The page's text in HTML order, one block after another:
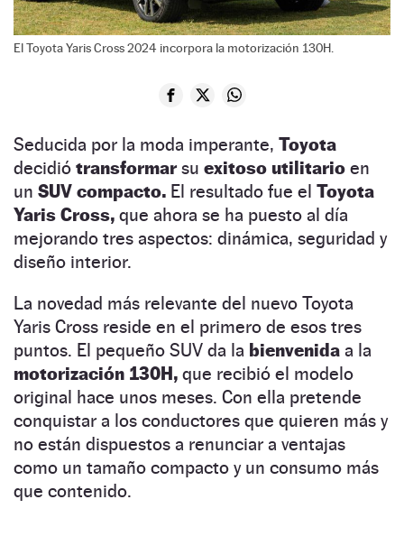
El Toyota Yaris Cross 2024 incorpora la motorización 130H.
Seducida por la moda imperante, Toyota
decidió transformarsu exitoso utilitario en
un SUV compacto. El resultado fue el Toyota
Yaris Cross, que ahora se ha puesto al día
mejorando tres aspectos: dinámica, seguridad y
diseño interior.
La novedad más relevante del nuevo Toyota
Yaris Cross reside en el primero de esos tres
puntos. El pequeño SUV da la bienvenida a la
motorización 130H, que recibió el modelo
original hace unos meses. Con ella pretende
conquistar a los conductores que quieren más y
no están dispuestos a renunciar a ventajas
como un tamaño compacto y un consumo más
que contenido.